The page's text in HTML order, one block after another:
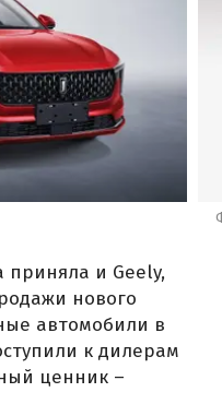
и Geely,
нового
автомобили в
к дилерам
ценник –